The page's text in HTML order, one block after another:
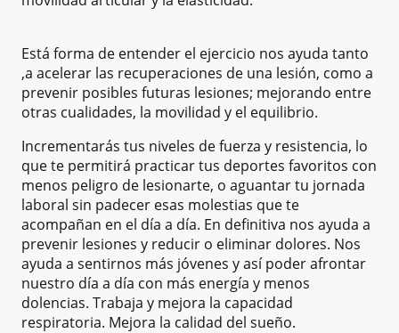
Está forma de entender el ejercicio nos ayuda tanto
,a acelerar las recuperaciones de una lesión, como a
prevenir posibles futuras lesiones; mejorando entre
otras cualidades, la movilidad y el equilibrio.
Incrementarás tus niveles de fuerza y resistencia, lo
que te permitirá practicar tus deportes favoritos con
menos peligro de lesionarte, o aguantar tu jornada
laboral sin padecer esas molestias que te
acompañan en el día a día. En definitiva nos ayuda a
prevenir lesiones y reducir o eliminar dolores. Nos
ayuda a sentirnos más jóvenes y así poder afrontar
nuestro día a día con más energía y menos
dolencias. Trabaja y mejora la capacidad
respiratoria. Mejora la calidad del sueño.